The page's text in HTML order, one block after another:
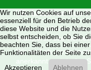
Wir brauchen Ihre
denn wir erhalten
finanzieren das
Wir sind als
anerkannt und dürfen
Wir nutzen Cookies auf
essenziell für den Betrieb
diese Website und die
selbst entscheiden, ob Sie
beachten Sie, dass bei
Funktionalitäten der Seite
Akzeptieren
Ablehnen